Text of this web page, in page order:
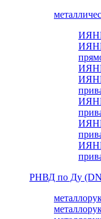
РНВД по Ду